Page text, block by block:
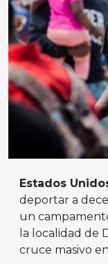
Estados
deportar a
un
la localidad de
cruce masivo